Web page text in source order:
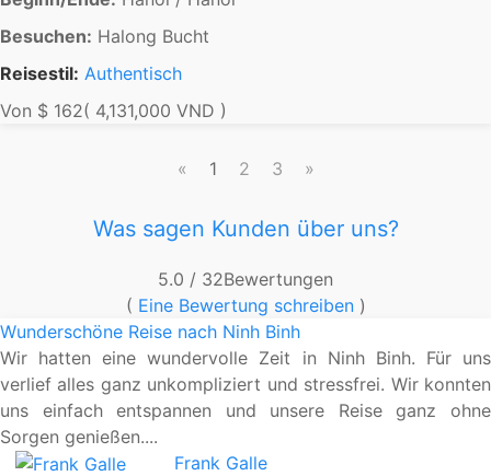
Besuchen: Halong Bucht
Reisestil: Authentisch
Von $ 162( 4,131,000 VND )
« 1 2 3 »
Was sagen Kunden über uns?
5.0 / 32Bewertungen
( Eine Bewertung schreiben)
Wunderschöne Reise nach Ninh Binh
Wir hatten eine wundervolle Zeit in Ninh Binh. Für uns
verlief alles ganz unkompliziert und stressfrei. Wir konnten
uns einfach entspannen und unsere Reise ganz ohne
Sorgen genießen....
Frank Galle